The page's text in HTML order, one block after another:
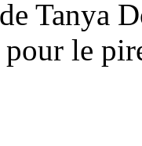
Tanya
le